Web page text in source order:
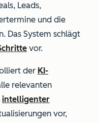
Leads,
und die
Das System schlägt
vor.
der KI-
relevanten
intelligenter
vor,